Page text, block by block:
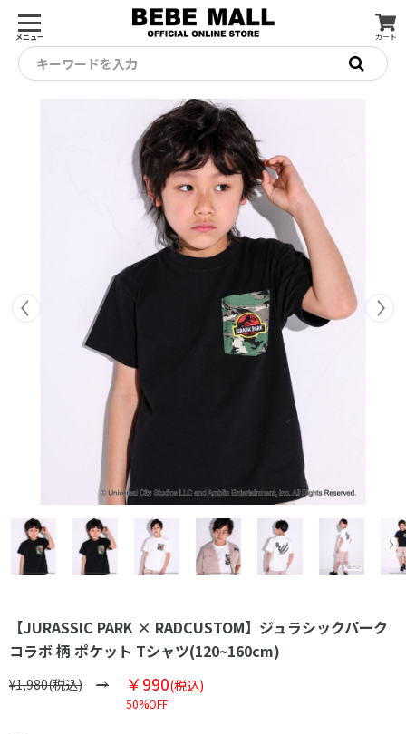
メニュー カート
キーワードを入力
【JURASSIC PARK × RADCUSTOM】ジュラシックパーク
コラボ 柄 ポケット Tシャツ(120~160cm)
¥1,980(税込) ￥990(税込)
50%OFF